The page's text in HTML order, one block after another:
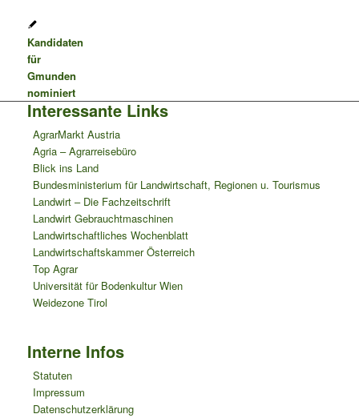
Kandidaten
für
Gmunden
nominiert
Interessante Links
AgrarMarkt Austria
Agria – Agrarreisebüro
Blick ins Land
Bundesministerium für Landwirtschaft, Regionen u. Tourismus
Landwirt – Die Fachzeitschrift
Landwirt Gebrauchtmaschinen
Landwirtschaftliches Wochenblatt
Landwirtschaftskammer Österreich
Top Agrar
Universität für Bodenkultur Wien
Weidezone Tirol
Interne Infos
Statuten
Impressum
Datenschutzerklärung